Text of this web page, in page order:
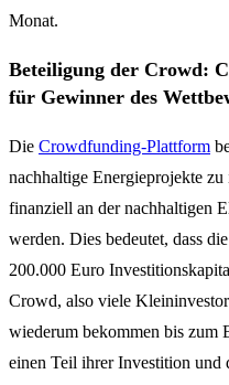
Monat.
Beteiligung der Crowd:
für Gewinner des
Die Crowdfunding-Plattform
nachhaltige Energieprojekte
finanziell an der nachhaltigen
werden. Dies bedeutet, dass
200.000 Euro
Crowd, also viele
wiederum bekommen bis zum
einen Teil ihrer Investition und